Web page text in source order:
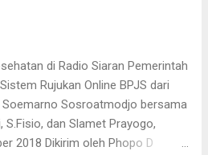
di Radio Siaran Pemerintah
Rujukan Online BPJS dari
Soemarno Sosroatmodjo bersama
S.Fisio, dan Slamet Prayogo,
2018 Dikirim oleh Phopo D